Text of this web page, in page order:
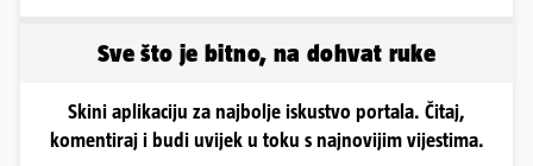
Sve što je bitno, na dohvat ruke
Skini aplikaciju za najbolje iskustvo portala. Čitaj,
komentiraj i budi uvijek u toku s najnovijim vijestima.